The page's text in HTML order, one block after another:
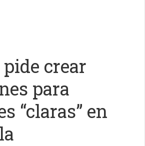
crear
para
“claras” en